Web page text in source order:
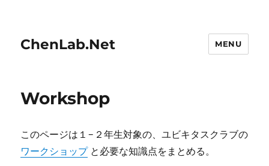
ChenLab.Net MENU
Workshop
このページは１−２年生対象の、ユビキタスクラブの
ワークショップと必要な知識点をまとめる。